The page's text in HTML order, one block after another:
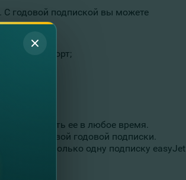
С годовой подпиской вы можете
в аэропорт;
и прекратить ее в любое время.
первой годовой подписки.
только одну подписку easyJet